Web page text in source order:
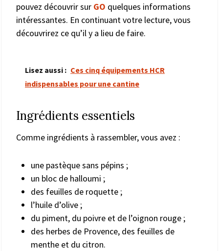
pouvez découvrir sur GO quelques informations
intéressantes. En continuant votre lecture, vous
découvrirez ce qu’il y a lieu de faire.
Lisez aussi : Ces cinq équipements HCR
indispensables pour une cantine
Ingrédients essentiels
Comme ingrédients à rassembler, vous avez :
une pastèque sans pépins ;
un bloc de halloumi ;
des feuilles de roquette ;
l’huile d’olive ;
du piment, du poivre et de l’oignon rouge ;
des herbes de Provence, des feuilles de
menthe et du citron.